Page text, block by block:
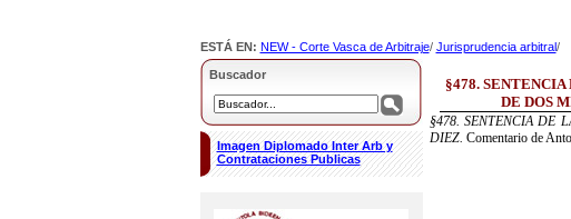
ESTÁ EN: NEW - Corte Vasca de Arbitraje/ Jurisprudencia arbitral/
Buscador
Imagen Diplomado Inter Arb y
Contrataciones Publicas
§478.
DE DOS
§478. SENTENCIA DE
DIEZ. Comentario de